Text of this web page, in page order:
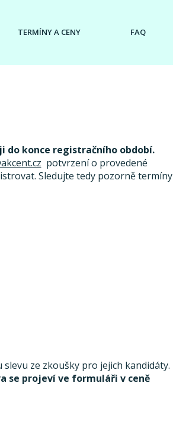
TERMÍNY A CENY FAQ
do konce registračního období.
potvrzení o provedené
Sledujte tedy pozorně termíny
ze zkoušky pro jejich kandidáty.
se projeví ve formuláři v ceně